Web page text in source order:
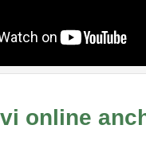
online